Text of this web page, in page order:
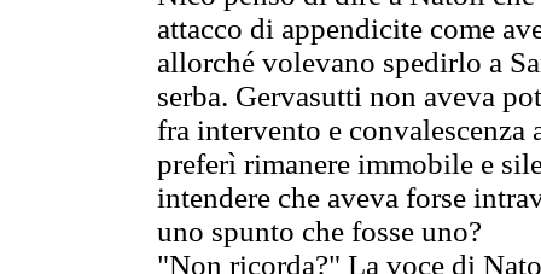
attacco di appendicite come
allorché volevano spedirlo a
serba. Gervasutti non aveva
fra intervento e convalescenza
preferì rimanere immobile e
intendere che aveva forse
uno spunto che fosse uno?
"Non ricorda?" La voce di